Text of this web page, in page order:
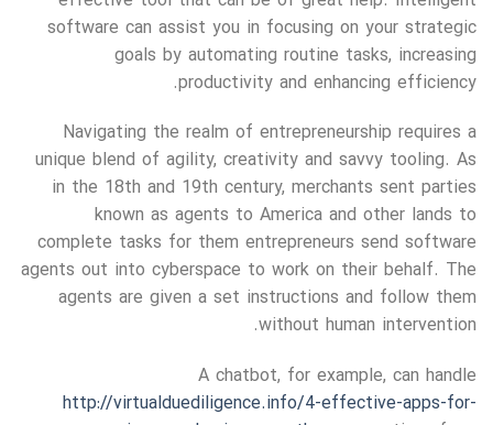
software can assist you in focusing on your strategic
goals by automating routine tasks, increasing
productivity and enhancing efficiency.
Navigating the realm of entrepreneurship requires a
unique blend of agility, creativity and savvy tooling. As
in the 18th and 19th century, merchants sent parties
known as agents to America and other lands to
complete tasks for them entrepreneurs send software
agents out into cyberspace to work on their behalf. The
agents are given a set instructions and follow them
without human intervention.
A chatbot, for example, can handle
http://virtualduediligence.info/4-effective-apps-for-